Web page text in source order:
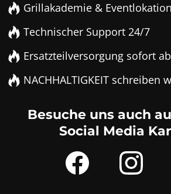
Grillakademie & Eventlokation
Technischer Support 24/7
Ersatzteilversorgung sofort
NACHHALTIGKEIT schreiben
Besuche uns auch
Social Media